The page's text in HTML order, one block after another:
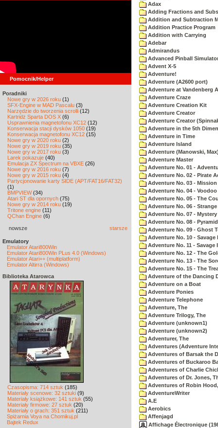
Pomocnik/Helper
Poradniki
Nowe gry w 2026 roku (1)
SFX-Engine w MAD Pascalu (3)
Narzędzie do tworzenia scrolli (12)
Kartridż Sparta DOS X (6)
Usprawnienia magnetofonu XC12 (12)
Konserwacja stacji dysków 1050 (19)
Konserwacja magnetofonu XC12 (15)
Nowe gry w 2020 roku (2)
Nowe gry w 2019 roku (35)
Nowe gry w 2017 roku (3)
Larek pokazuje (40)
Emulacja ZX Spectrum na VBXE (26)
Nowe gry w 2016 roku (7)
Nowe gry w 2015 roku (4)
Partycjonowanie karty SIDE (APT/FAT16/FAT32)
(1)
BMPVIEW(34)
Atari ST dla opornych (75)
Nowe gry w 2014 roku (19)
Tritone engine (11)
QChan Engine (6)
nowsze starsze
Emulatory
Emulator Atari800Win
Emulator Atari800Win PLus 4.0 (Windows)
Emulator Atari++ (multiplatform)
Emulator Altirra (Windows)
Biblioteka Atarowca
Czasopisma: 714 sztuk (185)
Materiały scenowe: 32 sztuki (9)
Materiały książkowe: 141 sztuk (55)
Materiały firmowe: 27 sztuk (20)
Materiały o grach: 351 sztuk (211)
Spiżarnia Voya na Chomikuj.pl
Bajtek Redux
Adax
Adding Fractions and
Addition and Subtraction
Addition Practice Program
Addition with Carrying
Adebar
Admirandus
Advanced Pinball
Advent X-5
Adventure!
Adventure (A2600 port)
Adventure at Vandenberg
Adventure Craze
Adventure Creation Kit
Adventure Creator
Adventure Creator
Adventure in the 5th
Adventure in Time
Adventure Island
Adventure (Manowski,
Adventure Master
Adventure No. 01 -
Adventure No. 02 - Pirate
Adventure No. 03 -
Adventure No. 04 - Voodoo
Adventure No. 05 - The
Adventure No. 06 -
Adventure No. 07 -
Adventure No. 08 -
Adventure No. 09 - Ghost
Adventure No. 10 - Savage
Adventure No. 11 - Savage
Adventure No. 12 - The
Adventure No. 13 - The
Adventure No. 15 - The
Adventure of the Dancing
Adventure on a Boat
Adventure Ponies
Adventure Telephone
Adventure, The
Adventure Trilogy, The
Adventure (unknown1)
Adventure (unknown2)
Adventurer, The
Adventures (Adventure
Adventures of Barsak the
Adventures of Buckaroo
Adventures of Charlie
Adventures of Dr. Jones,
Adventures of Robin
AdventureWriter
A.E
Aerobics
Affenjagd
Affichage Électronique